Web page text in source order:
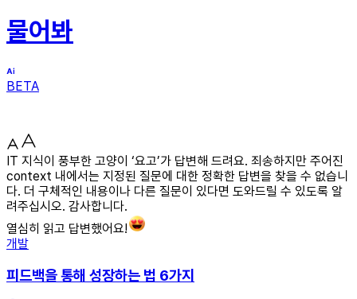
물어봐
BETA
IT 지식이 풍부한 고양이 ‘요고’가 답변해 드려요. 죄송하지만 주어진
context 내에서는 지정된 질문에 대한 정확한 답변을 찾을 수 없습니
다. 더 구체적인 내용이나 다른 질문이 있다면 도와드릴 수 있도록 알
려주십시오. 감사합니다.
열심히 읽고 답변했어요!
개발
피드백을 통해 성장하는 법 6가지